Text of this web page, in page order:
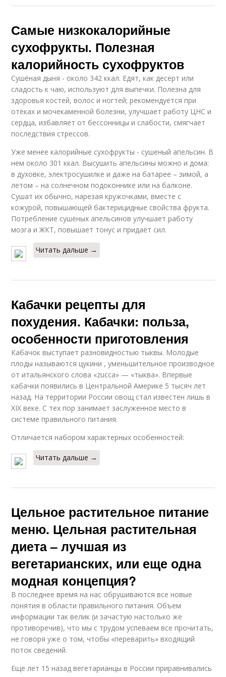
Самые низкокалорийные
сухофрукты. Полезная
калорийность сухофруктов
Сушёная дыня - около 342 ккал. Едят, как десерт или
сладость к чаю, используют для выпечки. Полезна для
здоровья костей, волос и ногтей; рекомендуется при
отёках и мочекаменной болезни, улучшает работу ЦНС и
сердца, избавляет от бессонницы и слабости, смягчает
последствия стрессов.
Уже менее калорийные сухофрукты - сушеный апельсин. В
нем около 301 ккал. Высушить апельсины можно и дома:
в духовке, электросушилке и даже на батарее – зимой, а
летом – на солнечном подоконнике или на балконе.
Сушат их обычно, нарезая кружочками, вместе с
кожурой, повышающей бактерицидные свойства фрукта.
Потребление сушёных апельсинов улучшает работу
мозга и ЖКТ, повышает тонус и придаёт сил.
Читать дальше →
Кабачки рецепты для
похудения. Кабачки: польза,
особенности приготовления
Кабачок выступает разновидностью тыквы. Молодые
плоды называются цукини , уменьшительное производное
от итальянского слова «zucca» — «тыква». Впервые
кабачки появились в Центральной Америке 5 тысяч лет
назад. На территории России овощ стал известен лишь в
XIX веке. С тех пор занимает заслуженное место в
системе правильного питания.
Отличается набором характерных особенностей:
Читать дальше →
Цельное растительное питание
меню. Цельная растительная
диета – лучшая из
вегетарианских, или еще одна
модная концепция?
В последнее время на нас обрушиваются все новые
понятия в области правильного питания. Объем
информации так велик (и зачастую настолько же
противоречив), что мы с трудом успеваем все прочитать,
не говоря уже о том, чтобы «переварить» входящий
поток сведений.
Еще лет 15 назад вегетарианцы в России приравнивались